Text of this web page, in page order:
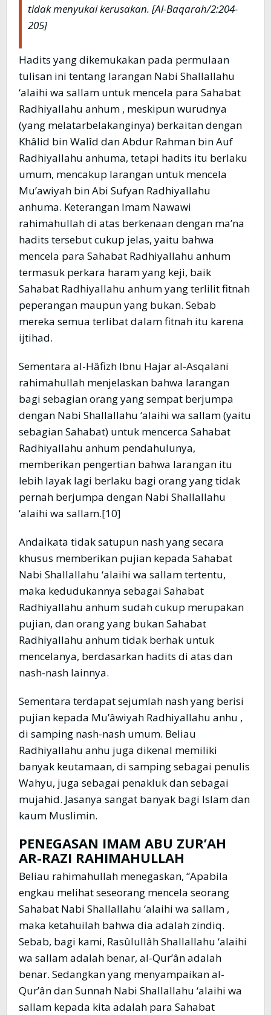
tidak menyukai kerusakan. [Al-Baqarah/2:204-
205]
Hadits yang dikemukakan pada permulaan
tulisan ini tentang larangan Nabi Shallallahu
‘alaihi wa sallam untuk mencela para Sahabat
Radhiyallahu anhum , meskipun wurudnya
(yang melatarbelakanginya) berkaitan dengan
Khâlid bin Walîd dan Abdur Rahman bin Auf
Radhiyallahu anhuma, tetapi hadits itu berlaku
umum, mencakup larangan untuk mencela
Mu’awiyah bin Abi Sufyan Radhiyallahu
anhuma. Keterangan Imam Nawawi
rahimahullah di atas berkenaan dengan ma’na
hadits tersebut cukup jelas, yaitu bahwa
mencela para Sahabat Radhiyallahu anhum
termasuk perkara haram yang keji, baik
Sahabat Radhiyallahu anhum yang terlilit fitnah
peperangan maupun yang bukan. Sebab
mereka semua terlibat dalam fitnah itu karena
ijtihad.
Sementara al-Hâfizh Ibnu Hajar al-Asqalani
rahimahullah menjelaskan bahwa larangan
bagi sebagian orang yang sempat berjumpa
dengan Nabi Shallallahu ‘alaihi wa sallam (yaitu
sebagian Sahabat) untuk mencerca Sahabat
Radhiyallahu anhum pendahulunya,
memberikan pengertian bahwa larangan itu
lebih layak lagi berlaku bagi orang yang tidak
pernah berjumpa dengan Nabi Shallallahu
‘alaihi wa sallam.[10]
Andaikata tidak satupun nash yang secara
khusus memberikan pujian kepada Sahabat
Nabi Shallallahu ‘alaihi wa sallam tertentu,
maka kedudukannya sebagai Sahabat
Radhiyallahu anhum sudah cukup merupakan
pujian, dan orang yang bukan Sahabat
Radhiyallahu anhum tidak berhak untuk
mencelanya, berdasarkan hadits di atas dan
nash-nash lainnya.
Sementara terdapat sejumlah nash yang berisi
pujian kepada Mu’âwiyah Radhiyallahu anhu ,
di samping nash-nash umum. Beliau
Radhiyallahu anhu juga dikenal memiliki
banyak keutamaan, di samping sebagai penulis
Wahyu, juga sebagai penakluk dan sebagai
mujahid. Jasanya sangat banyak bagi Islam dan
kaum Muslimin.
PENEGASAN IMAM ABU ZUR’AH
AR-RAZI RAHIMAHULLAH
Beliau rahimahullah menegaskan, “Apabila
engkau melihat seseorang mencela seorang
Sahabat Nabi Shallallahu ‘alaihi wa sallam ,
maka ketahuilah bahwa dia adalah zindiq.
Sebab, bagi kami, Rasûlullâh Shallallahu ‘alaihi
wa sallam adalah benar, al-Qur’ân adalah
benar. Sedangkan yang menyampaikan al-
Qur’ân dan Sunnah Nabi Shallallahu ‘alaihi wa
sallam kepada kita adalah para Sahabat